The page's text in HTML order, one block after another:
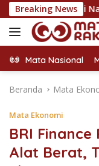
Langsung
ke
konten
Breaking News
di Nagari Sungai
Mata Nasional
Beranda Mata
Mata Ekonomi
BRI
Alat Berat,